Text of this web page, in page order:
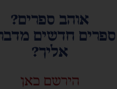
אוהב ספרים?
ספרים חדשים
אליך?
הירשם כאן